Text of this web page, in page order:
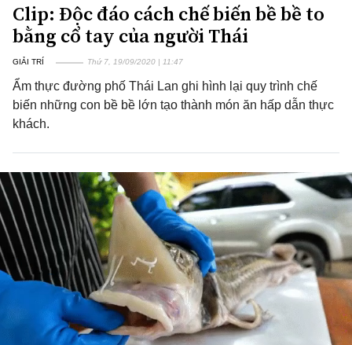
Clip: Độc đáo cách chế biến bề bề to
bằng cổ tay của người Thái
GIẢI TRÍ Thứ 7, 19/09/2020 | 11:47
Ẩm thực đường phố Thái Lan ghi hình lại quy trình chế
biến những con bề bề lớn tạo thành món ăn hấp dẫn thực
khách.